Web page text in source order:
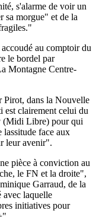
s'alarme de voir un
sa morgue" et de la
au comptoir du
le bordel par
Montagne Centre-
Pirot, dans la Nouvelle
est clairement celui du
(Midi Libre) pour qui
lassitude face aux
leur avenir".
pièce à conviction au
le FN et la droite",
Garraud, de la
avec laquelle
initiatives pour